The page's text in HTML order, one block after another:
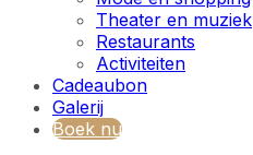
Theater en muziek
Restaurants
Activiteiten
Cadeaubon
Galerij
Boek nu